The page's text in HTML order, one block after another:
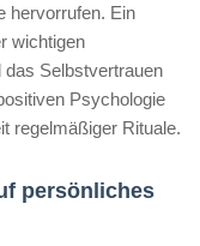
hervorrufen. Ein
wichtigen
das Selbstvertrauen
Psychologie
regelmäßiger Rituale.
persönliches